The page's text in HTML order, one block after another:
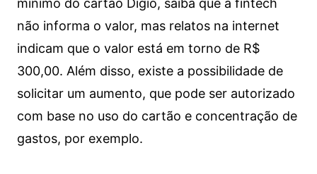
mínimo do cartão Digio, saiba que a fintech
não informa o valor, mas relatos na internet
indicam que o valor está em torno de R$
300,00. Além disso, existe a possibilidade de
solicitar um aumento, que pode ser autorizado
com base no uso do cartão e concentração de
gastos, por exemplo.